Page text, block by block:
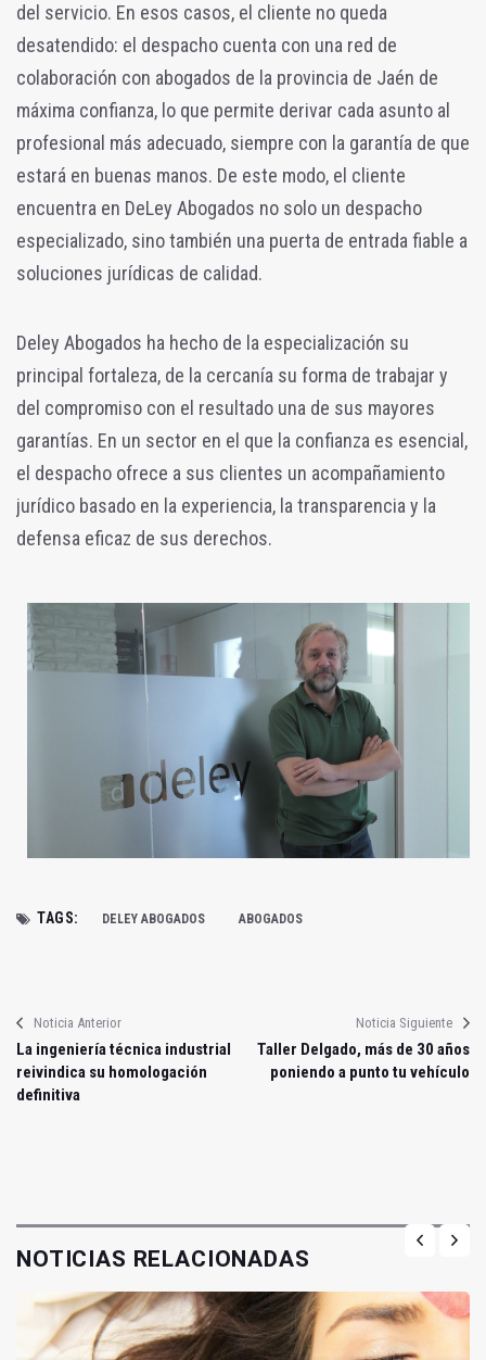
del servicio. En esos casos, el cliente no queda
desatendido: el despacho cuenta con una red de
colaboración con abogados de la provincia de Jaén de
máxima confianza, lo que permite derivar cada asunto al
profesional más adecuado, siempre con la garantía de que
estará en buenas manos. De este modo, el cliente
encuentra en DeLey Abogados no solo un despacho
especializado, sino también una puerta de entrada fiable a
soluciones jurídicas de calidad.
Deley Abogados ha hecho de la especialización su
principal fortaleza, de la cercanía su forma de trabajar y
del compromiso con el resultado una de sus mayores
garantías. En un sector en el que la confianza es esencial,
el despacho ofrece a sus clientes un acompañamiento
jurídico basado en la experiencia, la transparencia y la
defensa eficaz de sus derechos.
TAGS: DELEY ABOGADOS ABOGADOS
Noticia Anterior
La ingeniería técnica industrial
reivindica su homologación
definitiva
Noticia Siguiente
Taller Delgado, más de 30 años
poniendo a punto tu vehículo
NOTICIAS RELACIONADAS